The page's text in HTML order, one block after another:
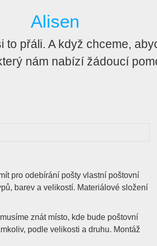
Alisen
přáli. A když chceme,
nám nabízí žádoucí
pro odebírání pošty vlastní poštovní
barev a velikostí. Materiálové složení
znát místo, kde bude poštovní
podle velikosti a druhu. Montáž